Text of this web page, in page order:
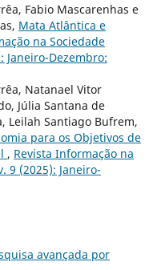
Fabio Mascarenhas e
Mata Atlântica e
na Sociedade
Janeiro-Dezembro:
Natanael Vitor
Júlia Santana de
Leilah Santiago Bufrem,
para os Objetivos de
, Revista Informação na
9 (2025): Janeiro-
avançada por